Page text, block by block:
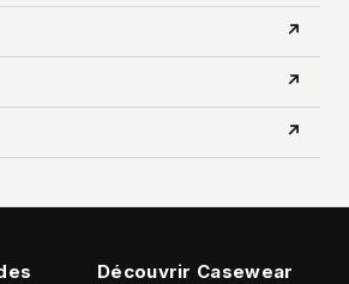
↗
↗
↗
Découvrir Casewear